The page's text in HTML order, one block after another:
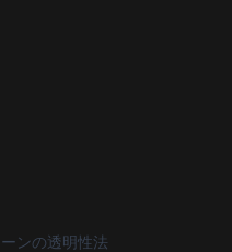
ンの透明性法